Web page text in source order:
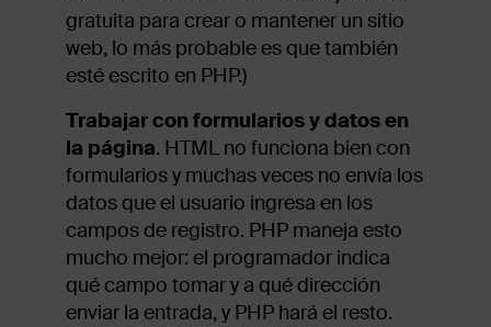
gratuita para crear o mantener un sitio
web, lo más probable es que también
esté escrito en PHP.)
Trabajar con formularios y datos en
la página. HTML no funciona bien con
formularios y muchas veces no envía los
datos que el usuario ingresa en los
campos de registro. PHP maneja esto
mucho mejor: el programador indica
qué campo tomar y a qué dirección
enviar la entrada, y PHP hará el resto.